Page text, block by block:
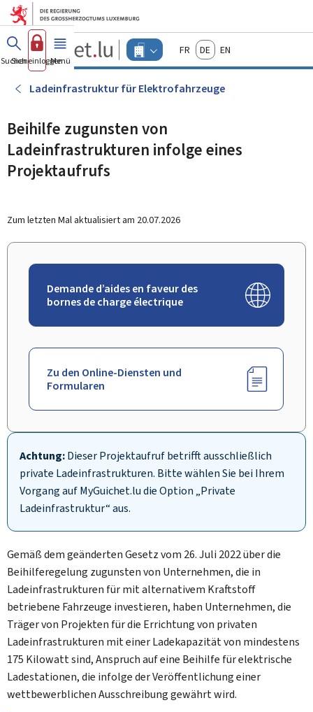
Zum Hauptmenü
Zum Inhalt
Guichet.lu
Changer
d'espace
-
Menu
actif
FrançaisDeutschEnglish
Suchen
Sich einloggen
Menü Haupt-
Ladeinfrastruktur für Elektrofahrzeuge
Beihilfe zugunsten von
Ladeinfrastrukturen infolge eines
Projektaufrufs
Zum letzten Mal aktualisiert am 20.07.2026
Demande d’aides en faveur des
bornes de charge électrique
Zu den Online-Diensten und
Formularen
Achtung:Dieser Projektaufruf betrifft ausschließlich
private Ladeinfrastrukturen. Bitte wählen Sie bei Ihrem
Vorgang aufMyGuichet.lu die Option „Private
Ladeinfrastruktur“ aus.
Gemäß dem geänderten Gesetz vom 26. Juli 2022 über die
Beihilferegelung zugunsten von Unternehmen, die in
Ladeinfrastrukturen für mit alternativem Kraftstoff
betriebene Fahrzeuge investieren, haben Unternehmen, die
Träger von Projekten für die Errichtung von privaten
Ladeinfrastrukturen mit einer Ladekapazität von mindestens
175 Kilowatt sind, Anspruch auf eine Beihilfe für elektrische
Ladestationen, die infolge der Veröffentlichung einer
wettbewerblichen Ausschreibung gewährt wird.